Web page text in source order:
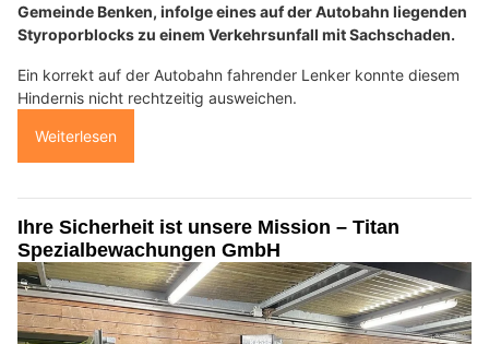
Gemeinde Benken, infolge eines auf der Autobahn liegenden
Styroporblocks zu einem Verkehrsunfall mit Sachschaden.
Ein korrekt auf der Autobahn fahrender Lenker konnte diesem
Hindernis nicht rechtzeitig ausweichen.
Weiterlesen
Ihre Sicherheit ist unsere Mission – Titan
Spezialbewachungen GmbH